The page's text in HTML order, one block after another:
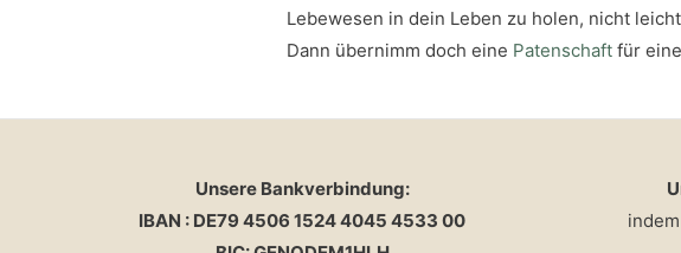
Lebewesen in dein Leben zu holen, nicht
Dann übernimm doch eine Patenschaft für
Unsere Bankverbindung:
IBAN : DE79 4506 1524 4045 4533 00